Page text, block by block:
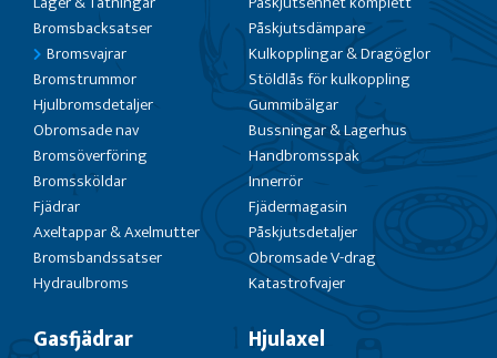
Bromsbacksatser
Bromsvajrar
Bromstrummor
Hjulbromsdetaljer
Obromsade nav
Bromsöverföring
Bromssköldar
Fjädrar
Axeltappar & Axelmutter
Bromsbandssatser
Hydraulbroms
Påskjutsdämpare
Kulkopplingar & Dragöglor
Stöldlås för kulkoppling
Gummibälgar
Bussningar & Lagerhus
Handbromsspak
Innerrör
Fjädermagasin
Påskjutsdetaljer
Obromsade V-drag
Katastrofvajer
Gasfjädrar Hjulaxel